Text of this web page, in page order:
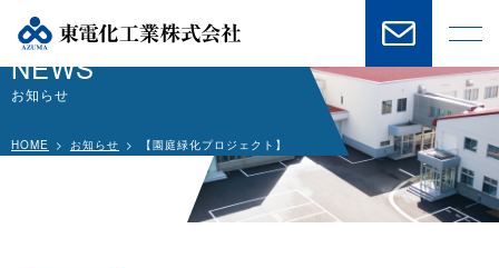
NEWS
お知らせ
HOME お知らせ 【園庭緑化プロジェクト】